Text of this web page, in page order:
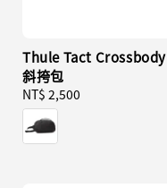
Thule Tact Crossbody
斜挎包
Regular
price
NT$ 2,500